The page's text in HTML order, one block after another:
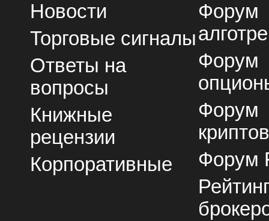
Новости
Торговые сигналы
Ответы на
вопросы
Книжные
рецензии
Корпоративные
Форум
Форум
Форум
Форум